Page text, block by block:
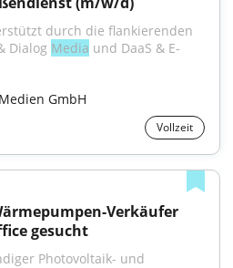
durch die flankierenden
Dialog Media und DaaS & E-
GmbH
Vollzeit
Verkäufer
gesucht
Photovoltaik- und